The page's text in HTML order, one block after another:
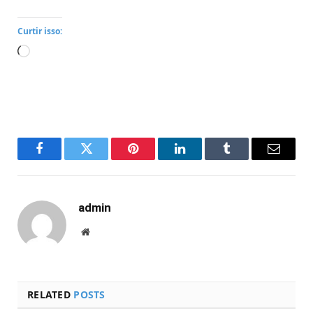
Curtir isso:
Carregando...
FacebookTwitter Pinterest LinkedInTumblr Email
admin
Website
RELATED POSTS